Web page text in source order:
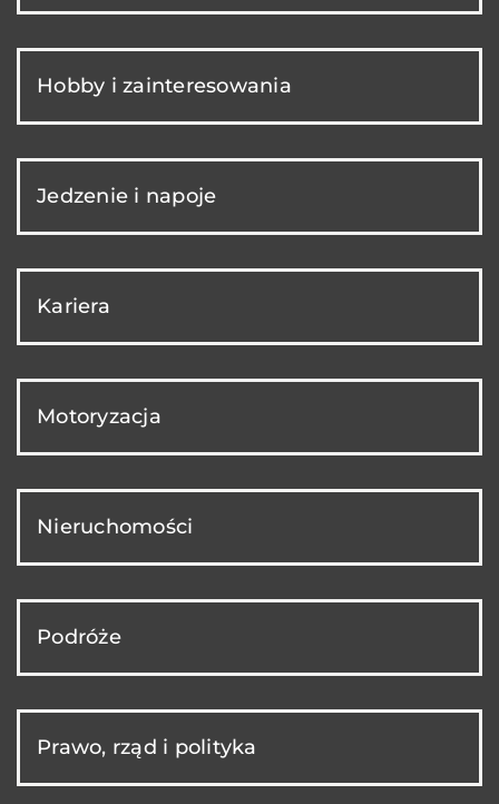
Hobby i zainteresowania
Jedzenie i napoje
Kariera
Motoryzacja
Nieruchomości
Podróże
Prawo, rząd i polityka